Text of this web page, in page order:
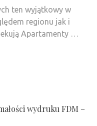
ten wyjątkowy w
regionu jak i
Apartamenty …
wydruku FDM –